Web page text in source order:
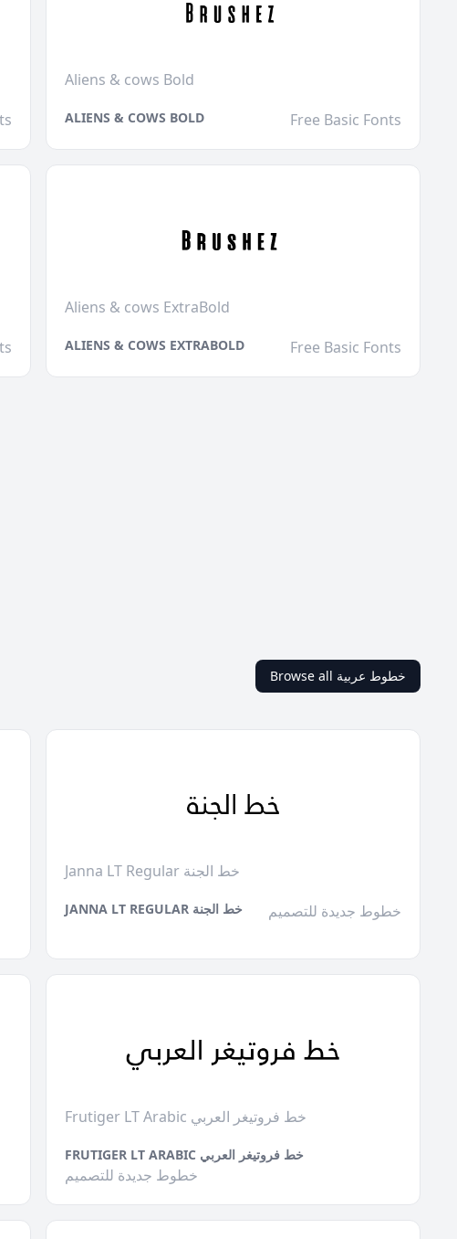
Aliens & cows Bold
ALIENS & COWS BOLD Free Basic Fonts
Aliens & cows ExtraBold
ALIENS & COWS EXTRABOLD Free Basic Fonts
Browse all خطوط عربية
Janna LT Regular خط الجنة
JANNA LT REGULAR خط الجنة خطوط جديدة للتصميم
Frutiger LT Arabic خط فروتيغر العربي
FRUTIGER LT ARABIC خط فروتيغر العربي
خطوط جديدة للتصميم